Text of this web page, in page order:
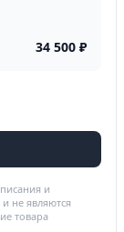
34 500 ₽
и
не являются
товара